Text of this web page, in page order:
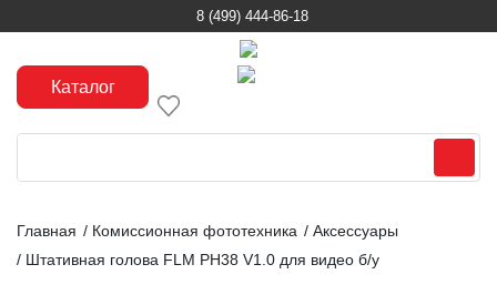
8 (499) 444-86-18
Каталог
Главная / Комиссионная фототехника / Аксессуары
/ Штативная голова FLM PH38 V1.0 для видео б/у